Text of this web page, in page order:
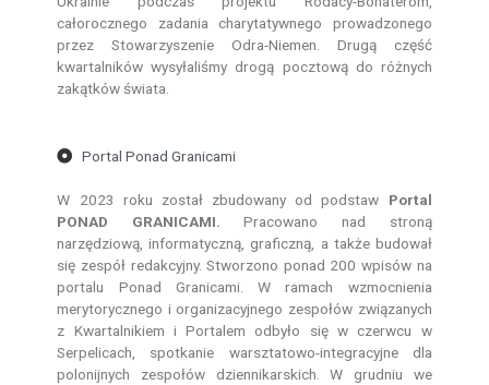
całorocznego zadania charytatywnego prowadzonego
przez Stowarzyszenie Odra-Niemen. Drugą część
kwartalników wysyłaliśmy drogą pocztową do różnych
zakątków świata.
Portal Ponad Granicami
W 2023 roku został zbudowany od podstaw Portal
PONAD GRANICAMI. Pracowano nad stroną
narzędziową, informatyczną, graficzną, a także budował
się zespół redakcyjny. Stworzono ponad 200 wpisów na
portalu Ponad Granicami. W ramach wzmocnienia
merytorycznego i organizacyjnego zespołów związanych
z Kwartalnikiem i Portalem odbyło się w czerwcu w
Serpelicach, spotkanie warsztatowo-integracyjne dla
polonijnych zespołów dziennikarskich. W grudniu we